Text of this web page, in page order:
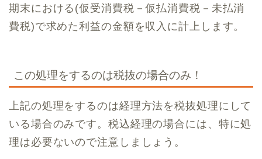
期末における(仮受消費税－仮払消費税－未払消
費税)で求めた利益の金額を収入に計上します。
この処理をするのは税抜の場合のみ！
上記の処理をするのは経理方法を税抜処理にして
いる場合のみです。税込経理の場合には、特に処
理は必要ないので注意しましょう。